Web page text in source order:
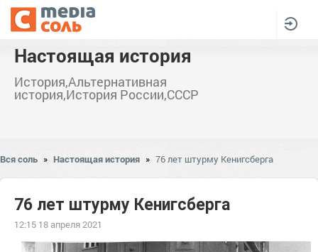
Настоящая история
История,Альтернативная
история,История России,СССР
Вся соль » Настоящая история » 76 лет штурму Кенигсберга
76 лет штурму Кенигсберга
12:15 18 апреля 2021